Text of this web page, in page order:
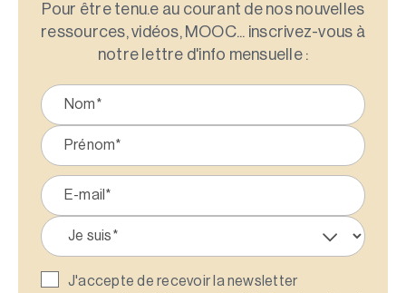
Pour être tenu.e au courant de nos nouvelles
ressources, vidéos, MOOC... inscrivez-vous à
notre lettre d'info mensuelle :
J'accepte de recevoir la newsletter